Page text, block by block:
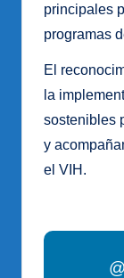
principales
programas
El
la
sostenibles
y
el VIH.